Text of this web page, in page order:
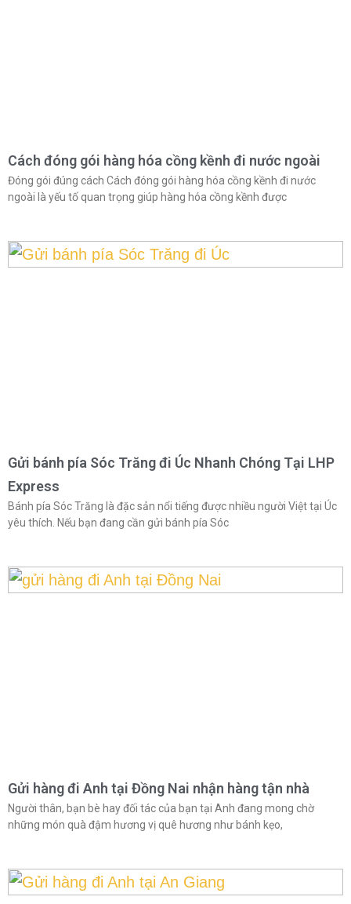
Cách đóng gói hàng hóa cồng kềnh đi nước ngoài
Đóng gói đúng cách Cách đóng gói hàng hóa cồng kềnh đi nước
ngoài là yếu tố quan trọng giúp hàng hóa cồng kềnh được
Gửi bánh pía Sóc Trăng đi Úc Nhanh Chóng Tại LHP
Express
Bánh pía Sóc Trăng là đặc sản nổi tiếng được nhiều người Việt tại Úc
yêu thích. Nếu bạn đang cần gửi bánh pía Sóc
Gửi hàng đi Anh tại Đồng Nai nhận hàng tận nhà
Người thân, bạn bè hay đối tác của bạn tại Anh đang mong chờ
những món quà đậm hương vị quê hương như bánh kẹo,